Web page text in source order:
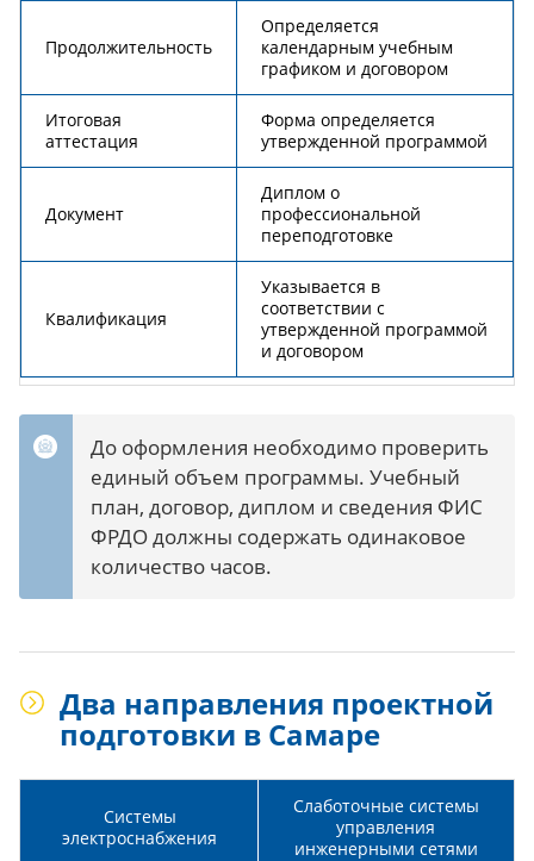
Продолжительность
Определяется
календарным учебным
графиком и договором
Итоговая
аттестация
Форма определяется
утвержденной программой
Документ
Диплом о
профессиональной
переподготовке
Квалификация
Указывается в
соответствии с
утвержденной программой
и договором
До оформления необходимо проверить
единый объем программы. Учебный
план, договор, диплом и сведения ФИС
ФРДО должны содержать одинаковое
количество часов.
Два направления проектной
подготовки в Самаре
Системы
электроснабжения
Слаботочные системы
управления
инженерными сетями